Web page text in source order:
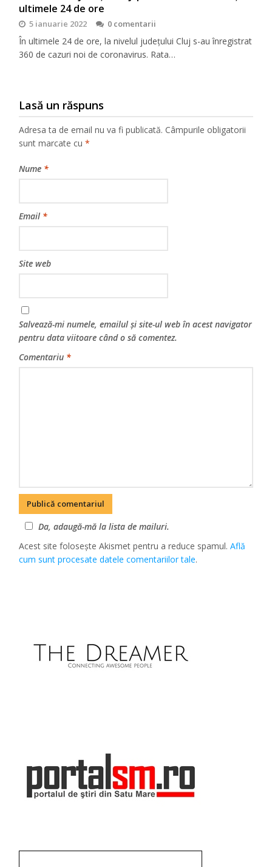
ultimele 24 de ore
5 ianuarie 2022 0 comentarii
În ultimele 24 de ore, la nivelul județului Cluj s-au înregistrat
360 de cazuri noi de coronavirus. Rata…
Lasă un răspuns
Adresa ta de email nu va fi publicată. Câmpurile obligatorii
sunt marcate cu*
Nume *
Email *
Site web
Salvează-mi numele, emailul și site-ul web în acest navigator
pentru data viitoare când o să comentez.
Comentariu *
Da, adaugă-mă la lista de mailuri.
Acest site folosește Akismet pentru a reduce spamul.Află
cum sunt procesate datele comentariilor tale.